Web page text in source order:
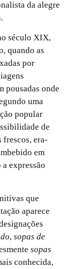
da alegre
século XIX,
quando as
por
pousadas onde
uma
popular
de
frescos, era-
em
expressão
que
aparece
, sopas de
sopas
conhecida,